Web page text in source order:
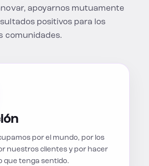
apoyarnos mutuamente
positivos para los
comunidades.
por el mundo, por los
nuestros clientes y por hacer
que tenga sentido.